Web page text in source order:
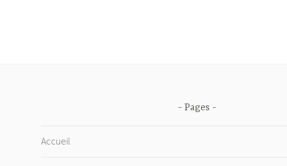
Pages
Accueil